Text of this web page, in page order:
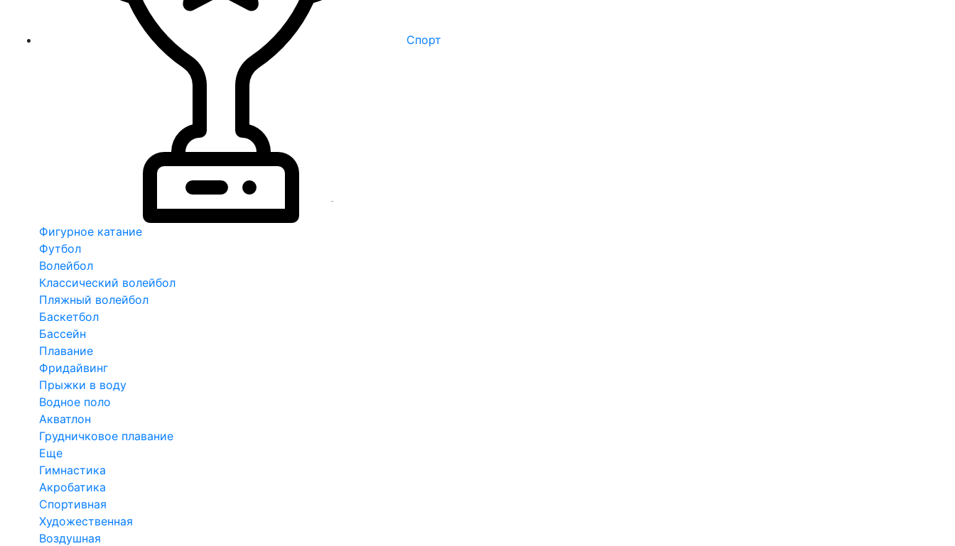
Спорт
Фигурное катание
Футбол
Волейбол
Классический волейбол
Пляжный волейбол
Баскетбол
Бассейн
Плавание
Фридайвинг
Прыжки в воду
Водное поло
Акватлон
Грудничковое плавание
Еще
Гимнастика
Акробатика
Спортивная
Художественная
Воздушная